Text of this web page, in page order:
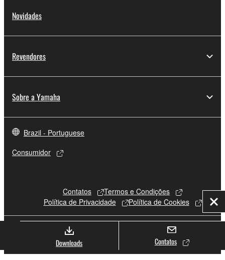
Downloads Contatos
Novidades
Revendores
Sobre a Yamaha
Brazil - Portuguese
Consumidor
Contatos
Termos e Condições
Política de Privacidade
Política de Cookies